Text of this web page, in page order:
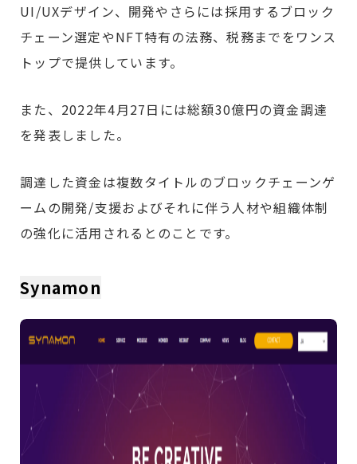
UI/UXデザイン、開発やさらには採用するブロック
チェーン選定やNFT特有の法務、税務までをワンス
トップで提供しています。
また、2022年4月27日には総額30億円の資金調達
を発表しました。
調達した資金は複数タイトルのブロックチェーンゲ
ームの開発/支援およびそれに伴う人材や組織体制
の強化に活用されるとのことです。
Synamon